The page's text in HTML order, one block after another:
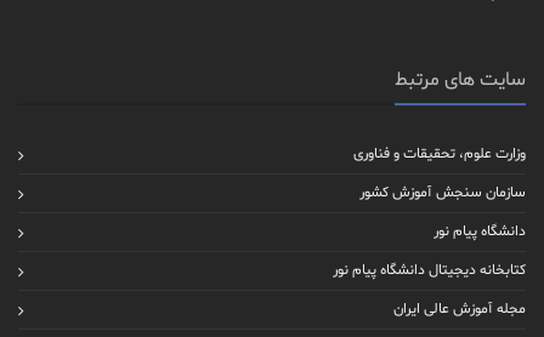
سایت های مرتبط
وزارت علوم، تحقیقات و فناوری
سازمان سنجش آموزش کشور
دانشگاه پیام نور
کتابخانه دیجیتال دانشگاه پیام نور
مجله آموزش عالی ایران